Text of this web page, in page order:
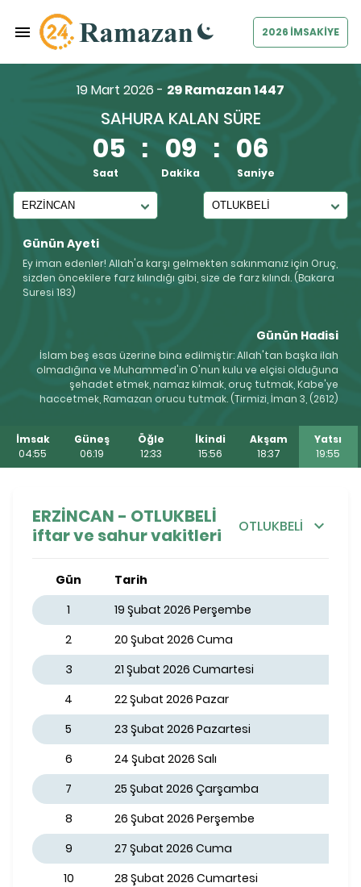
2026 İMSAKİYE
Günün Ayeti
Ey iman edenler! Allah'a karşı gelmekten sakınmanız için Oruç,
sizden öncekilere farz kılındığı gibi, size de farz kılındı. (Bakara
Suresi 183)
19 Mart 2026 - 29 Ramazan 1447
SAHURA KALAN SÜRE
05 : 09 : 05
Saat Dakika Saniye
Günün Hadisi
İslam beş esas üzerine bina edilmiştir: Allah'tan başka ilah
olmadığına ve Muhammed'in O'nun kulu ve elçisi olduğuna
şehadet etmek, namaz kılmak, oruç tutmak, Kabe'ye
haccetmek, Ramazan orucu tutmak. (Tirmizi, İman 3, (2612)
İmsak
04:55
Güneş
06:19
Öğle
12:33
İkindi
15:56
Akşam
18:37
Yatsı
19:55
ERZİNCAN - OTLUKBELİ
iftar ve sahur vakitleri
OTLUKBELİ
Gün Tarih
1
19 Şubat 2026 Perşembe
2
20 Şubat 2026 Cuma
3
21 Şubat 2026 Cumartesi
4
22 Şubat 2026 Pazar
5
23 Şubat 2026 Pazartesi
6
24 Şubat 2026 Salı
7
25 Şubat 2026 Çarşamba
8
26 Şubat 2026 Perşembe
9
27 Şubat 2026 Cuma
10
28 Şubat 2026 Cumartesi